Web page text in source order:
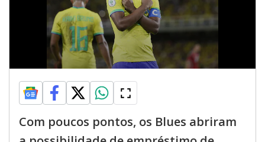
Com poucos pontos, os Blues abriram